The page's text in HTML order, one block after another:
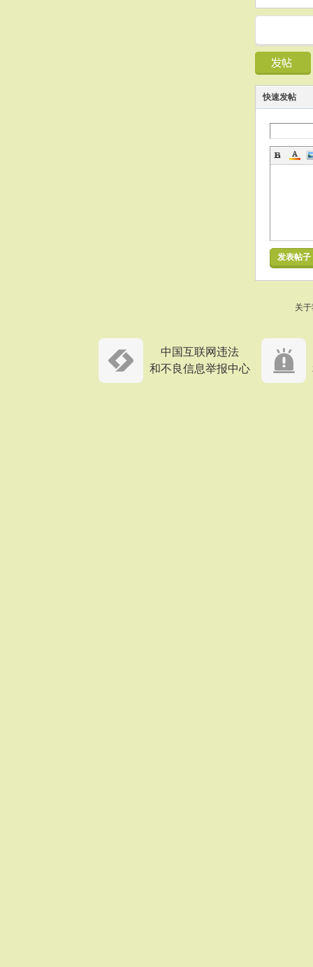
快速发帖
发表帖子
关
中国互联网违法
和不良信息举报中心